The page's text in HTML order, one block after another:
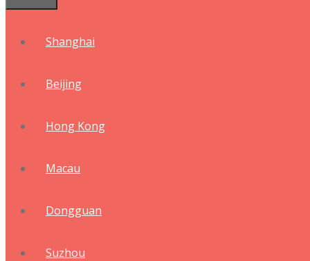
Shanghai
Beijing
Hong Kong
Macau
Dongguan
Suzhou